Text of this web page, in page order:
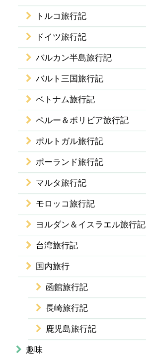
トルコ旅行記
ドイツ旅行記
バルカン半島旅行記
バルト三国旅行記
ベトナム旅行記
ペルー＆ボリビア旅行記
ポルトガル旅行記
ポーランド旅行記
マルタ旅行記
モロッコ旅行記
ヨルダン＆イスラエル旅行記
台湾旅行記
国内旅行
函館旅行記
長崎旅行記
鹿児島旅行記
趣味